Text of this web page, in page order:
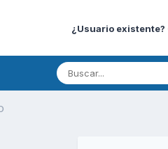
¿Usuario existente?